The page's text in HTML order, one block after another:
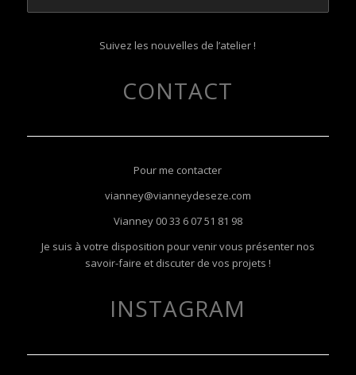
Suivez les nouvelles de l’atelier !
CONTACT
Pour me contacter
vianney@vianneydeseze.com
Vianney 00 33 6 07 51 81 98
Je suis à votre disposition pour venir vous présenter nos
savoir-faire et discuter de vos projets !
INSTAGRAM